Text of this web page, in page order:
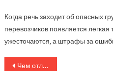
Когда речь заходит об опасных
перевозчиков появляется
ужесточаются, а штрафы за
Навигация
Чем отличается международная доставка от внутрирегиональных перевозок: подробное сравнение